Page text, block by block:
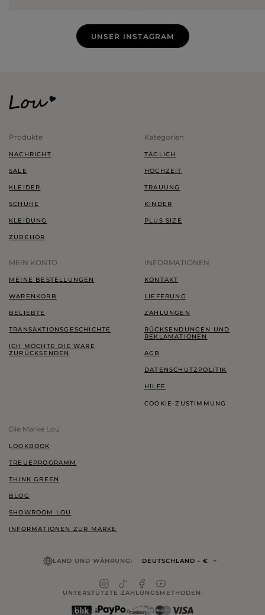
UNSER INSTAGRAM
Produkte
NACHRICHT
SALE
KLEIDER
SCHUHE
KLEIDUNG
ZUBEHÖR
Kategorien
TÄGLICH
HOCHZEIT
TRAUUNG
KINDER
PLUS SIZE
MEIN KONTO
MEINE BESTELLUNGEN
WARENKORB
BELIEBTE
TRANSAKTIONSGESCHICHTE
ICH MÖCHTE DIE WARE
ZURÜCKSENDEN
INFORMATIONEN
KONTAKT
LIEFERUNG
ZAHLUNGEN
RÜCKSENDUNGEN UND
REKLAMATIONEN
AGB
DATENSCHUTZPOLITIK
HILFE
COOKIE-ZUSTIMMUNG
Die Marke Lou
LOOKBOOK
TREUEPROGRAMM
THINK GREEN
BLOG
SHOWROOM LOU
INFORMATIONEN ZUR MARKE
LAND UND WÄHRUNG: DEUTSCHLAND - €
UNTERSTÜTZTE ZAHLUNGSMETHODEN: